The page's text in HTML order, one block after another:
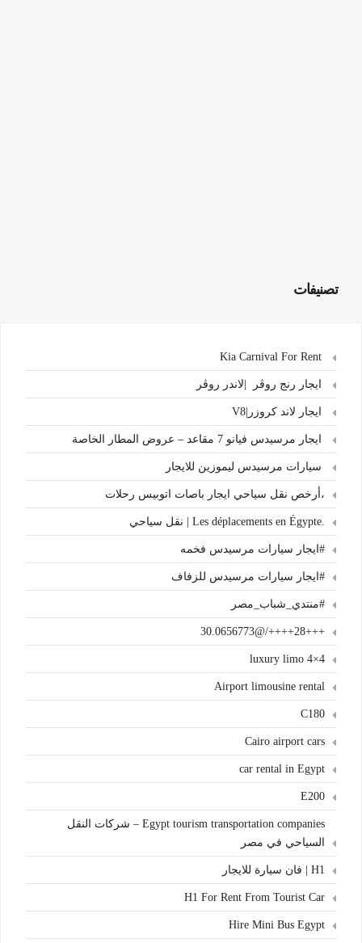
تصنيفات
ايجار رنج روڤر |لاندر روڤر
ايجار لاند كروزر|V8
ايجار مرسيدس فيانو 7 مقاعد – عروض المطار الخاصة
سيارات مرسيدس ليموزين للايجار
،أرخص نقل سياحي ايجار باصات اتوبيس رحلات
.Les déplacements en Égypte | نقل سياحي
#ايجار سيارات مرسيدس فخمه
#ايجار سيارات مرسيدس للزفاف
#منتدي_شباب_مصر
+++28++++/@30.0656773
4×4 luxury limo
Airport limousine rental
C180
Cairo airport cars
car rental in Egypt
E200
Egypt tourism transportation companies – شركات النقل
السياحي في مصر
H1 | فان سيارة للايجار
H1 For Rent From Tourist Car
Hire Mini Bus Egypt